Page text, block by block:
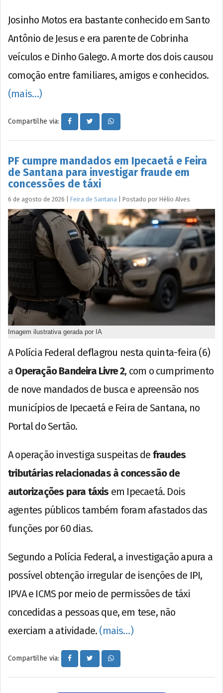
Josinho Motos era bastante conhecido em Santo
Antônio de Jesus e era parente de Cobrinha
veículos e Dinho Galego. A morte dos dois causou
comoção entre familiares, amigos e conhecidos.
(mais…)
Compartilhe via:
PF cumpre mandados em Ipecaetá e Feira
de Santana para investigar fraude em
concessões de táxi
6 de agosto de 2026 Feira de Santana Postado por Hélio Alves
Imagem ilustrativa gerada por IA
A Polícia Federal deflagrou nesta quinta-feira (6)
a Operação Bandeira Livre 2, com o cumprimento
de nove mandados de busca e apreensão nos
municípios de Ipecaetá e Feira de Santana, no
Portal do Sertão.
A operação investiga suspeitas de fraudes
tributárias relacionadas à concessão de
autorizações para táxis em Ipecaetá. Dois
agentes públicos também foram afastados das
funções por 60 dias.
Segundo a Polícia Federal, a investigação apura a
possível obtenção irregular de isenções de IPI,
IPVA e ICMS por meio de permissões de táxi
concedidas a pessoas que, em tese, não
exerciam a atividade. (mais…)
Compartilhe via: